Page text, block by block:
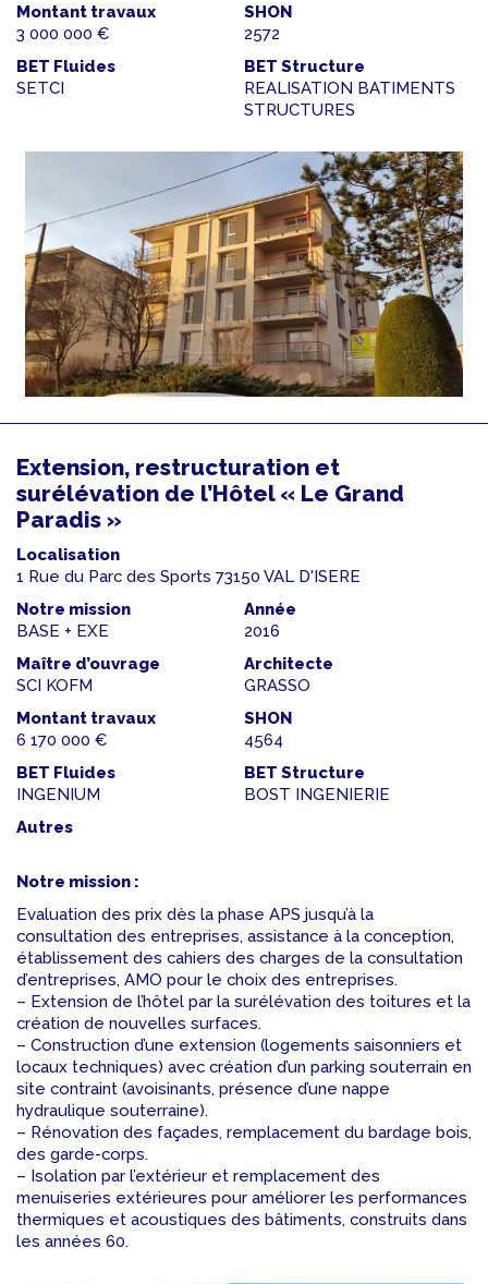
Montant travaux
3 000 000 €
SHON
2572
BET Fluides
SETCI
BET Structure
REALISATION BATIMENTS
STRUCTURES
Extension, restructuration et
surélévation de l’Hôtel « Le Grand
Paradis »
Localisation
1 Rue du Parc des Sports 73150 VAL D'ISERE
Notre mission
BASE + EXE
Année
2016
Maître d’ouvrage
SCI KOFM
Architecte
GRASSO
Montant travaux
6 170 000 €
SHON
4564
BET Fluides
INGENIUM
BET Structure
BOST INGENIERIE
Autres
Notre mission :
Evaluation des prix dès la phase APS jusqu’à la
consultation des entreprises, assistance à la conception,
établissement des cahiers des charges de la consultation
d’entreprises, AMO pour le choix des entreprises.
– Extension de l’hôtel par la surélévation des toitures et la
création de nouvelles surfaces.
– Construction d’une extension (logements saisonniers et
locaux techniques) avec création d’un parking souterrain en
site contraint (avoisinants, présence d’une nappe
hydraulique souterraine).
– Rénovation des façades, remplacement du bardage bois,
des garde-corps.
– Isolation par l’extérieur et remplacement des
menuiseries extérieures pour améliorer les performances
thermiques et acoustiques des bâtiments, construits dans
les années 60.